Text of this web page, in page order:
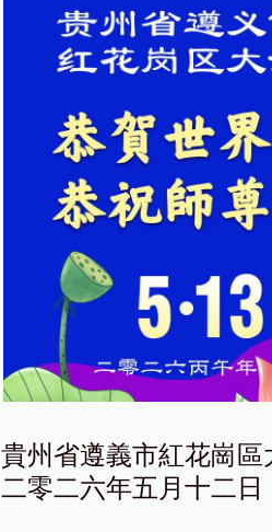
貴州省遵義市紅花崗區
二零二六年五月十二日